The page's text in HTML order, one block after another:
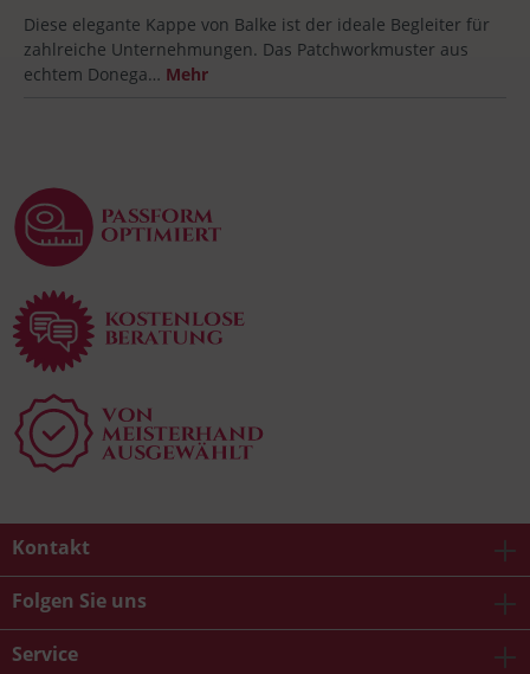
Diese elegante Kappe von Balke ist der ideale Begleiter für
zahlreiche Unternehmungen. Das Patchworkmuster aus
echtem Donega… Mehr
Kontakt
Folgen Sie uns
Service